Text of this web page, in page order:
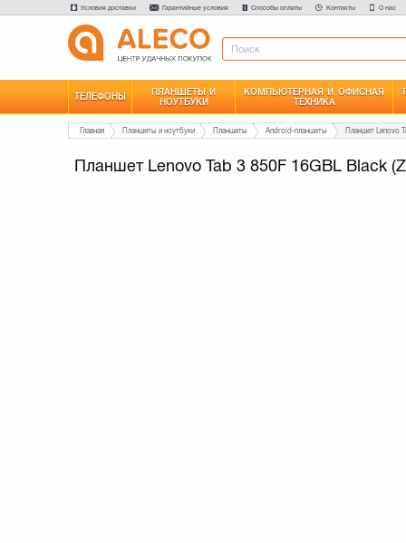
Условия доставки Гарантийные условия Способы оплаты Контакты О нас
ТЕЛЕФОНЫ
ПЛАНШЕТЫ И
НОУТБУКИ
КОМПЬЮТЕРНАЯ И ОФИСНАЯ
ТЕХНИКА
Главная Планшеты и ноутбуки Планшеты Android-планшеты
Планшет Lenovo Tab 3 850F 16GBL Black